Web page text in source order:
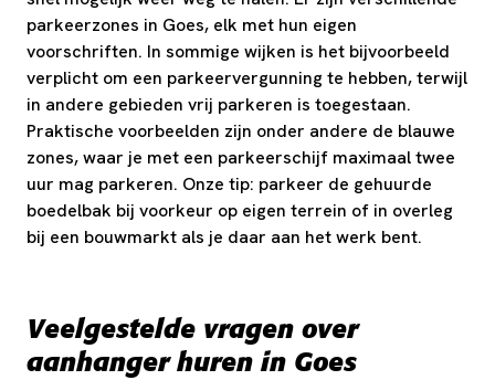
parkeerzones in Goes, elk met hun eigen
voorschriften. In sommige wijken is het bijvoorbeeld
verplicht om een parkeervergunning te hebben, terwijl
in andere gebieden vrij parkeren is toegestaan.
Praktische voorbeelden zijn onder andere de blauwe
zones, waar je met een parkeerschijf maximaal twee
uur mag parkeren. Onze tip: parkeer de gehuurde
boedelbak bij voorkeur op eigen terrein of in overleg
bij een bouwmarkt als je daar aan het werk bent.
Veelgestelde vragen over
aanhanger huren in Goes